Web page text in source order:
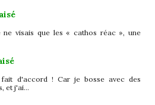
ne visais que les « cathos réac », une
d'accord ! Car je bosse avec des
et j'ai…